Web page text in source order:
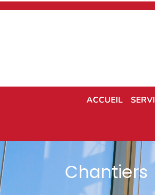
ACCUEIL
Chantiers